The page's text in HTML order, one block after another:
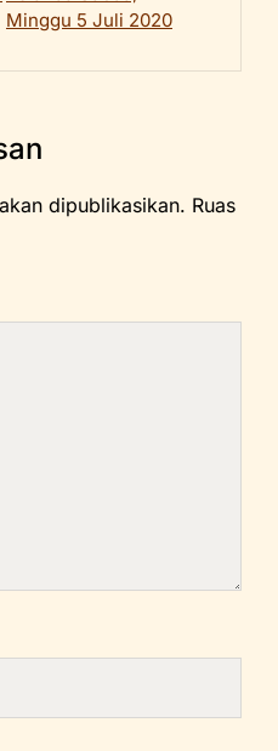
Minggu 5 Juli 2020
dipublikasikan. Ruas